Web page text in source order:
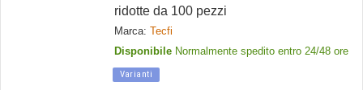
ridotte da 100 pezzi
Marca: Tecfi
Disponibile Normalmente spedito entro 24/48 ore
Varianti